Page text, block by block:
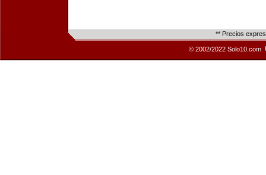
** Precios
© 2002/2022 Solo10.com